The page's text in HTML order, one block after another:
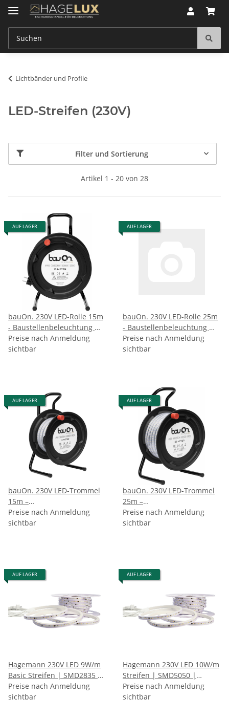
Lichtbänder und Profile
LED-Streifen (230V)
Filter und Sortierung
Artikel 1 - 20 von 28
AUF LAGER
bauOn. 230V LED-Rolle 15m
- Baustellenbeleuchtung mit
Netzteil zur professionellen
Anwendung
Preise nach Anmeldung
sichtbar
AUF LAGER
bauOn. 230V LED-Rolle 25m
- Baustellenbeleuchtung mit
Netzteil zur professionellen
Anwendung
Preise nach Anmeldung
sichtbar
AUF LAGER
bauOn. 230V LED-Trommel
15m –
Baustellenbeleuchtung mit
Netzteil zur professionellen
Preise nach Anmeldung
sichtbar
AUF LAGER
bauOn. 230V LED-Trommel
25m –
Baustellenbeleuchtung mit
Netzteil zur professionellen
Preise nach Anmeldung
sichtbar
AUF LAGER
Hagemann 230V LED 9W/m
Basic Streifen | SMD2835 |
120LEDs/m | IP65 |
Neutralweiß (4000K)
Preise nach Anmeldung
sichtbar
AUF LAGER
Hagemann 230V LED 10W/m
Streifen | SMD5050 |
60LEDs/m | IP65 | RGB
188,51lm/m
Preise nach Anmeldung
sichtbar